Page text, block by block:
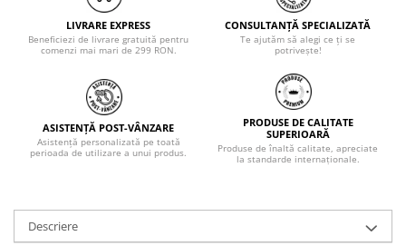
LIVRARE EXPRESS
Beneficiezi de livrare gratuită pentru
comenzi mai mari de 299 RON.
CONSULTANȚĂ SPECIALIZATĂ
Te ajutăm să alegi ce ți se
potrivește!
ASISTENȚĂ POST-VÂNZARE
Asistență personalizată pe toată
perioada de utilizare a unui produs.
PRODUSE DE CALITATE
SUPERIOARĂ
Produse de înaltă calitate, apreciate
la standarde internaționale.
Descriere